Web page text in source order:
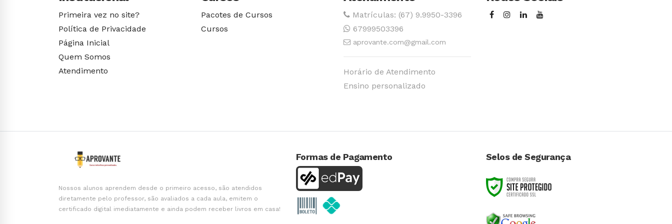
Primeira vez no site?
Política de Privacidade
Página Inicial
Quem Somos
Atendimento
Pacotes de Cursos
Cursos
Matrículas: (67) 9.9950-3396
67999503396
aprovante.com@gmail.com
Horário de Atendimento
Ensino personalizado
Nossos alunos aprendem desde o primeiro acesso, são atendidos
diretamente pelo professor, são avaliados a cada aula, emitem o
certificado digital imediatamente e ainda podem receber livros em casa!
Formas de Pagamento Selos de Segurança